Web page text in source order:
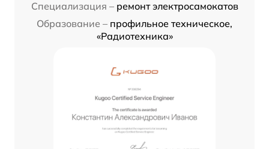
Специализация – ремонт электросамокатов
Образование – профильное техническое,
«Радиотехника»